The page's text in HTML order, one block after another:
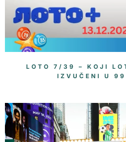
LOTO 7/39 – KOJI
IZVUČENI U